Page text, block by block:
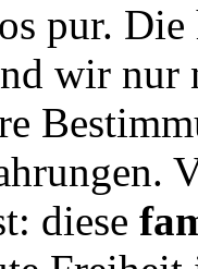
pur. Die
wir nur
diese